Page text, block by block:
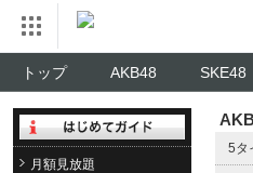
トップ AKB48 SKE48
月額見放題
5タ